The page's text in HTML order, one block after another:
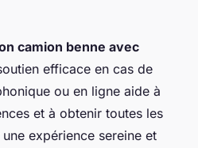
camion benne avec
efficace en cas de
ou en ligne aide à
et à obtenir toutes les
expérience sereine et